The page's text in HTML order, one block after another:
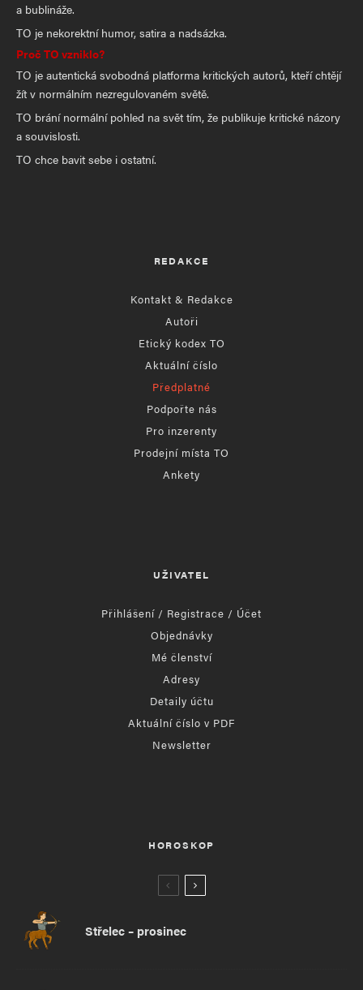
a bublináže.
TO je nekorektní humor, satira a nadsázka.
Proč TO vzniklo?
TO je autentická svobodná platforma kritických autorů, kteří chtějí
žít v normálním nezregulovaném světě.
TO brání normální pohled na svět tím, že publikuje kritické názory
a souvislosti.
TO chce bavit sebe i ostatní.
REDAKCE
Kontakt & Redakce
Autoři
Etický kodex TO
Aktuální číslo
Předplatné
Podpořte nás
Pro inzerenty
Prodejní místa TO
Ankety
UŽIVATEL
Přihlášení / Registrace / Účet
Objednávky
Mé členství
Adresy
Detaily účtu
Aktuální číslo v PDF
Newsletter
HOROSKOP
Střelec – prosinec